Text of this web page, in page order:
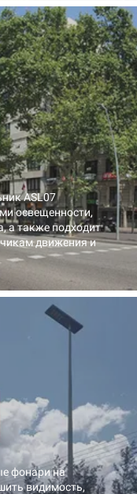
ASL07
освещенности,
а также подходит
движения и
фонари на
видимость,